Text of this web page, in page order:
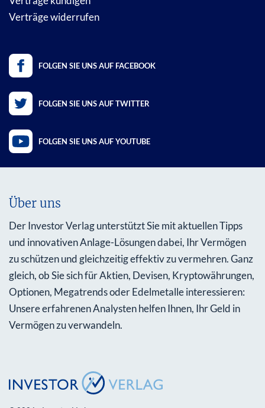
Verträge widerrufen
FOLGEN SIE UNS AUF FACEBOOK
FOLGEN SIE UNS AUF TWITTER
FOLGEN SIE UNS AUF YOUTUBE
Über uns
Der Investor Verlag unterstützt Sie mit aktuellen Tipps
und innovativen Anlage-Lösungen dabei, Ihr Vermögen
zu schützen und gleichzeitig effektiv zu vermehren. Ganz
gleich, ob Sie sich für Aktien, Devisen, Kryptowährungen,
Optionen, Megatrends oder Edelmetalle interessieren:
Unsere erfahrenen Analysten helfen Ihnen, Ihr Geld in
Vermögen zu verwandeln.